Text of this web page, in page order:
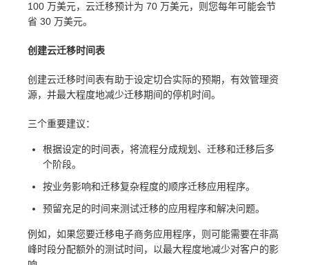
100 万美元，云迁移预计为 70 万美元，则您每年可能会节
省 30 万美元。
创建云迁移时间表
创建云迁移时间表有助于设定切合实际的预期，有效管理资
源，并最大程度地减少迁移期间的停机时间。
三个重要建议：
根据设定的时间表，将流程分成规划、迁移和迁移后多
个阶段。
按业务影响和迁移复杂程度的顺序迁移应用程序。
预留充足的时间来测试迁移的应用程序和解决问题。
例如，如果您要迁移电子商务应用程序，则可能需要在非高
峰时段分配额外的测试时间，以最大程度地减少对客户的影